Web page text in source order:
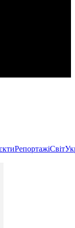
РепортажіСвіт